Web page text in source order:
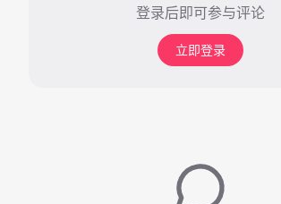
登录后即可参与评论
立即登录